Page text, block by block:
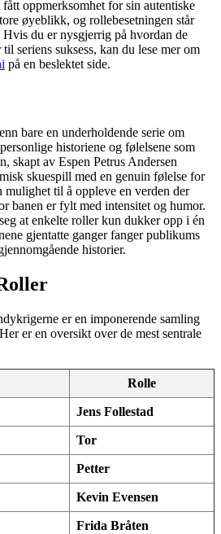
oppmerksomhet for sin autentiske
øyeblikk, og rollebesetningen står
Hvis du er nysgjerrig på hvordan de
seriens suksess, kan du lese mer om
på en beslektet side.
bare en underholdende serie om
historiene og følelsene som
skapt av Espen Petrus Andersen
skuespill med en genuin følelse for
mulighet til å oppleve en verden der
banen er fylt med intensitet og humor.
at enkelte roller kun dukker opp i én
gjentatte ganger fanger publikums
historier.
er en imponerende samling
er en oversikt over de mest sentrale
Rolle
Jens Follestad
Tor
Petter
Kevin Evensen
Frida Bråten